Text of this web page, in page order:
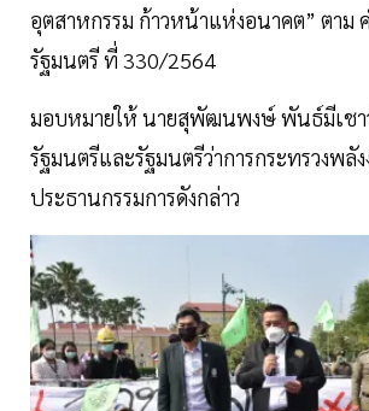
อุตสาหกรรม ก้าวหน้าแห่งอนาคต” ตาม
รัฐมนตรี ที่ 330/2564
มอบหมายให้ นายสุพัฒนพงษ์ พันธ์มีเชา
รัฐมนตรีและรัฐมนตรีว่าการกระทรวงพลั
ประธานกรรมการดังกล่าว